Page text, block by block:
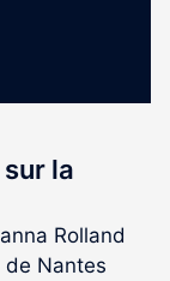
la
Rolland
de Nantes